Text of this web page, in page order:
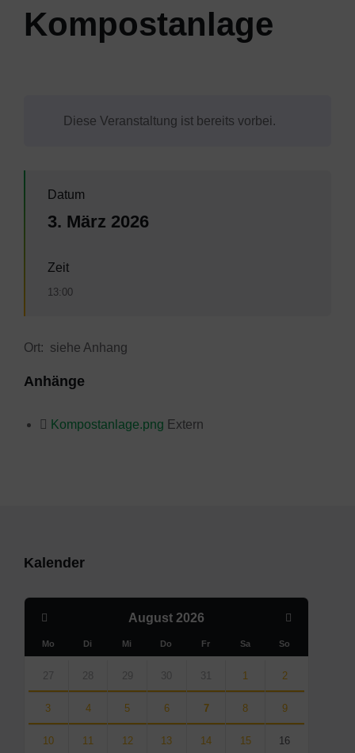
Kompostanlage
Diese Veranstaltung ist bereits vorbei.
Datum
3. März 2026
Zeit
13:00
Ort: siehe Anhang
Anhänge
Kompostanlage.png Extern
Kalender
August 2026
Month
Mo Di Mi Do Fr Sa So
calendar
days
27 28 29 30 31 1 2
3 4 5 6 7 8 9
10 11 12 13 14 15 16